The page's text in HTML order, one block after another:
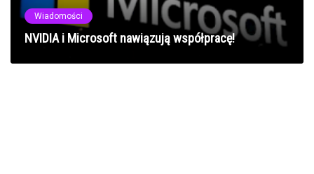
Wiadomości
NVIDIA i Microsoft nawiązują współpracę!